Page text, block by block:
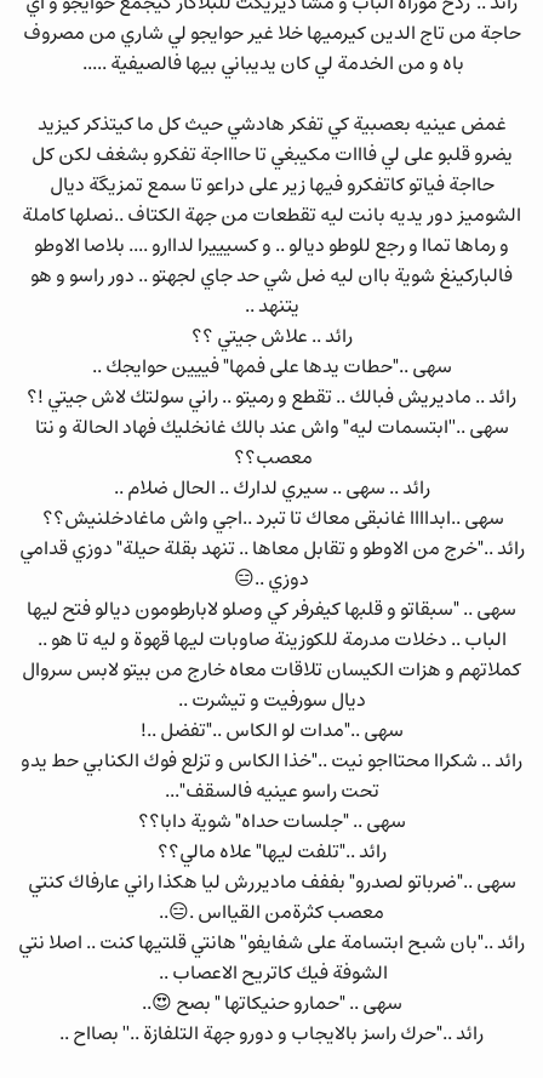
حاجة من تاج الدين كيرميها خلا غير حوايجو لي شاري من مصروف
باه و من الخدمة لي كان يديباني بيها فالصيفية .....
غمض عينيه بعصبية كي تفكر هادشي حيث كل ما كيتذكر كيزيد
يضرو قلبو على لي فااات مكيبغي تا حاااجة تفكرو بشغف لكن كل
حااجة فياتو كاتفكرو فيها زير على دراعو تا سمع تمزيگة ديال
الشوميز دور يديه بانت ليه تقطعات من جهة الكتاف ..نصلها كاملة
و رماها تماا و رجع للوطو ديالو .. و كسيييرا لداارو .... بلاصا الاوطو
فالباركينغ شوية باان ليه ضل شي حد جاي لجهتو .. دور راسو و هو
يتنهد ..
رائد .. علاش جيتي ؟؟
سهى .."حطات يدها على فمها" فييين حوايجك ..
رائد .. ماديريش فبالك .. تقطع و رميتو .. راني سولتك لاش جيتي !؟
سهى ..''ابتسمات ليه" واش عند بالك غانخليك فهاد الحالة و نتا
معصب؟؟
رائد .. سهى .. سيري لدارك .. الحال ضلام ..
سهى ..ابداااا غانبقى معاك تا تبرد ..اجي واش ماغادخلنيش؟؟
رائد .."خرج من الاوطو و تقابل معاها .. تنهد بقلة حيلة" دوزي قدامي
دوزي ..😑
سهى .. "سبقاتو و قلبها كيفرفر كي وصلو لابارطومون ديالو فتح ليها
الباب .. دخلات مدرمة للكوزينة صاوبات ليها قهوة و ليه تا هو ..
كملاتهم و هزات الكيسان تلاقات معاه خارج من بيتو لابس سروال
ديال سورفيت و تيشرت ..
سهى .."مدات لو الكاس .."تفضل ..!
رائد .. شكراا محتااجو نيت .."خذا الكاس و تزلع فوك الكنابي حط يدو
تحت راسو عينيه فالسقف"...
سهى .. "جلسات حداه" شوية دابا؟؟
رائد .."تلفت ليها" علاه مالي؟؟
سهى .."ضرباتو لصدرو" بففف ماديررش ليا هكذا راني عارفاك كنتي
معصب كثرةمن القيااس .😑..
رائد .."بان شبح ابتسامة على شفايفو'' هانتي قلتيها كنت .. اصلا نتي
الشوفة فيك كاتريح الاعصاب ..
سهى .. "حمارو حنيكاتها " بصح 😍..
رائد .."حرك راسز بالايجاب و دورو جهة التلفازة ..'' بصااح ..